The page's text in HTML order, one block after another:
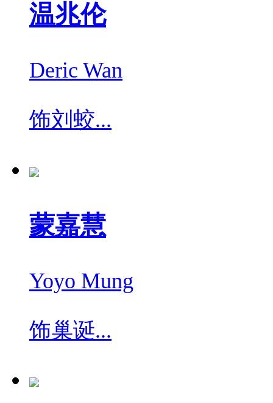
温兆伦
Deric Wan
饰刘蛟...
蒙嘉慧
Yoyo Mung
饰巢诞...